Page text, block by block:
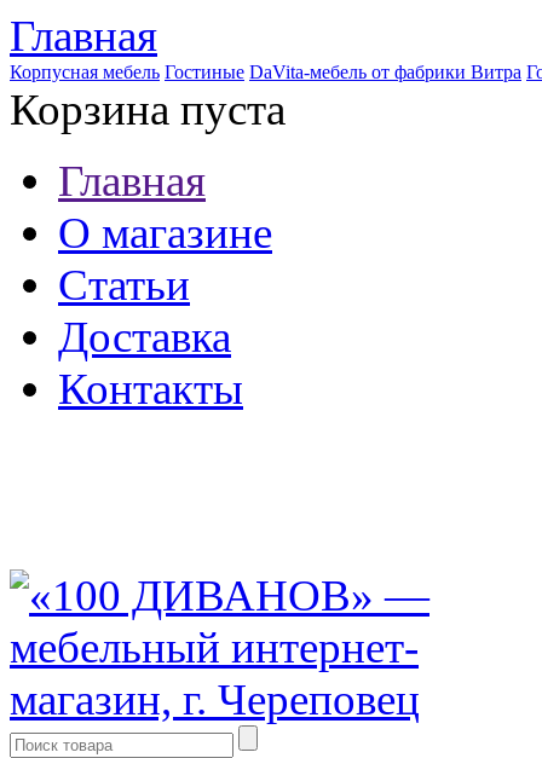
Главная
Корпусная мебель Гостиные DaVita-мебель от фабрики Витра
Корзина пуста
Главная
О магазине
Статьи
Доставка
Контакты